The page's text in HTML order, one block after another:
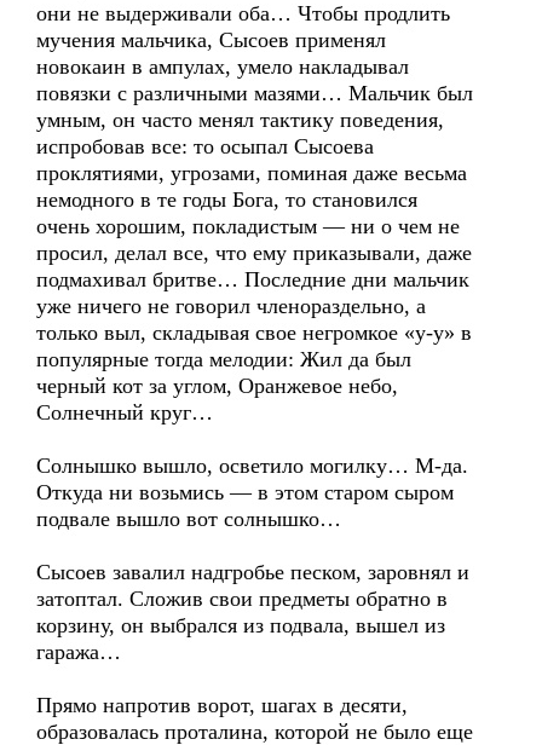
они не выдерживали оба… Чтобы продлить
мучения мальчика, Сысоев применял
новокаин в ампулах, умело накладывал
повязки с различными мазями… Мальчик был
умным, он часто менял тактику поведения,
испробовав все: то осыпал Сысоева
проклятиями, угрозами, поминая даже весьма
немодного в те годы Бога, то становился
очень хорошим, покладистым — ни о чем не
просил, делал все, что ему приказывали, даже
подмахивал бритве… Последние дни мальчик
уже ничего не говорил членораздельно, а
только выл, складывая свое негромкое «у-у» в
популярные тогда мелодии: Жил да был
черный кот за углом, Оранжевое небо,
Солнечный круг…
Солнышко вышло, осветило могилку… М-да.
Откуда ни возьмись — в этом старом сыром
подвале вышло вот солнышко…
Сысоев завалил надгробье песком, заровнял и
затоптал. Сложив свои предметы обратно в
корзину, он выбрался из подвала, вышел из
гаража…
Прямо напротив ворот, шагах в десяти,
образовалась проталина, которой не было еще